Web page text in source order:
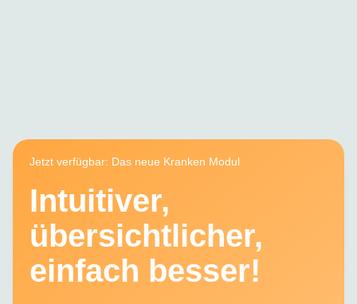
Jetzt verfügbar: Das neue Kranken Modul
Intuitiver,
übersichtlicher,
einfach besser!